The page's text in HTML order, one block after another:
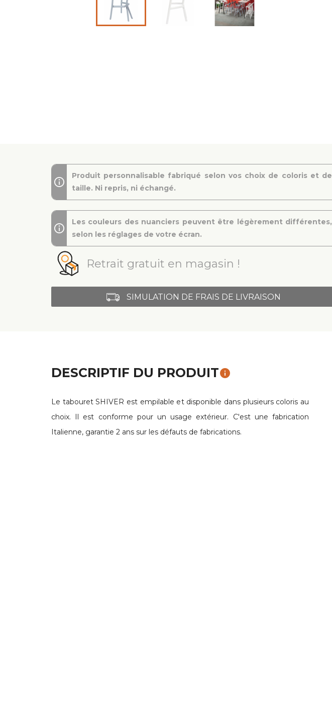
Produit personnalisable fabriqué selon vos choix de coloris et de
taille. Ni repris, ni échangé.
Les couleurs des nuanciers peuvent être légèrement différentes,
selon les réglages de votre écran.
Retrait gratuit en magasin !
SIMULATION DE FRAIS DE LIVRAISON
DESCRIPTIF DU PRODUITinfo
Le tabouret SHIVER est empilable et disponible dans plusieurs coloris au
choix. Il est conforme pour un usage extérieur. C'est une fabrication
Italienne, garantie 2 ans sur les défauts de fabrications.